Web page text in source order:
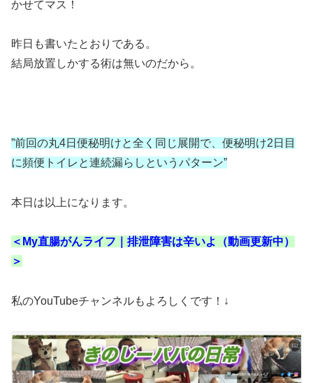
かせてマス！
昨日も書いたとおりである。
結局放置しかする術は無いのだから。
”前回の丸4日便秘明けと全く同じ展開で、便秘明け2日目
に頻便トイレと連続漏らしというパターン”
本日は以上になります。
＜My直腸がんライフ｜排泄障害は辛いよ（動画更新中）
＞
私のYouTubeチャンネルもよろしくです！↓